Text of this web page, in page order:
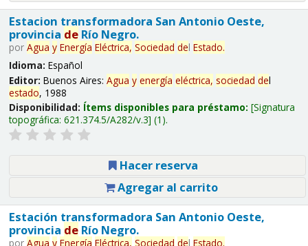
Estacion transformadora San Antonio Oeste,
provincia deRío Negro.
por Agua y Energía Eléctrica, Sociedad del Estado.
Idioma: Español
Editor: Buenos Aires: Agua y energía eléctrica, sociedad del
estado, 1988
Disponibilidad: Ítems disponibles para préstamo: Signatura
topográfica: 621.374.5/A282/v.3 (1).
Hacer reserva
Agregar al carrito
Estación transformadora San Antonio Oeste,
provincia deRío Negro.
por Agua y Energía Eléctrica, Sociedad del Estado.